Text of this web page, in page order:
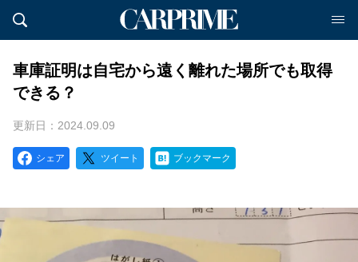
車庫証明は自宅から遠く離れた場所でも取得
できる？
更新日：2024.09.09
シェア ツイート ブックマーク